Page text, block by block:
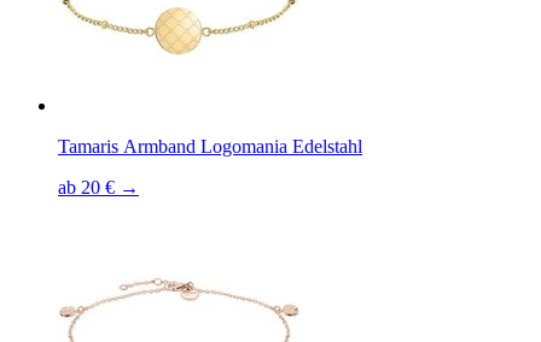
Tamaris Armband Logomania Edelstahl
ab 20 € →